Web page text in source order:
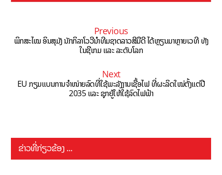
Previous
ພິກສະໄໝ ອິນສຸມັງ ນັກກິລາໂວວີນຳທີມຊາດລາວສີມືດີ ໄດ້ຫຼຽນມາຫຼາຍເວທີ ທັງ
ໃນຊີເກມ ແລະ ລະດັບໂລກ
Next
EU ກຽມແບນການຈໍາໜ່າຍລົດທີ່ໃຊ້ພະລັງງານເຊື້ອໄຟ ທີ່ຜະລິດໃໝ່ຕັ້ງແຕ່ປີ
2035 ແລະ ຊຸກຍູ້ໃຫ້ໃຊ້ລົດໄຟຟ້າ
ຂ່າວທີ່ກ່ຽວຂ້ອງ ...